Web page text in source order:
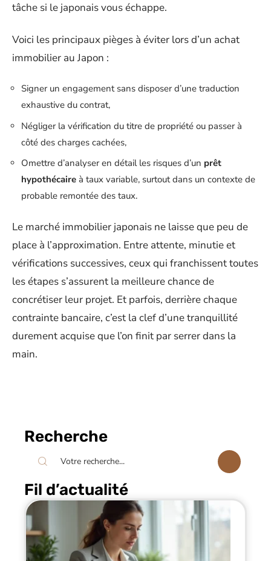
tâche si le japonais vous échappe.
Voici les principaux pièges à éviter lors d’un achat
immobilier au Japon :
Signer un engagement sans disposer d’une traduction
exhaustive du contrat,
Négliger la vérification du titre de propriété ou passer à
côté des charges cachées,
Omettre d’analyser en détail les risques d’un prêt
hypothécaire à taux variable, surtout dans un contexte de
probable remontée des taux.
Le marché immobilier japonais ne laisse que peu de
place à l’approximation. Entre attente, minutie et
vérifications successives, ceux qui franchissent toutes
les étapes s’assurent la meilleure chance de
concrétiser leur projet. Et parfois, derrière chaque
contrainte bancaire, c’est la clef d’une tranquillité
durement acquise que l’on finit par serrer dans la
main.
Recherche
Fil d’actualité